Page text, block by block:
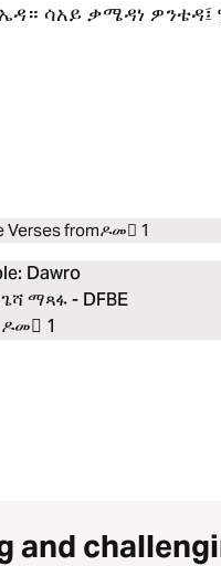
ሳአይ ቃሜዳነ ዎንቴዳ፤
Verses fromዶመ 1
Dawro
ማጻፋ - DFBE
ዶመ 1
and